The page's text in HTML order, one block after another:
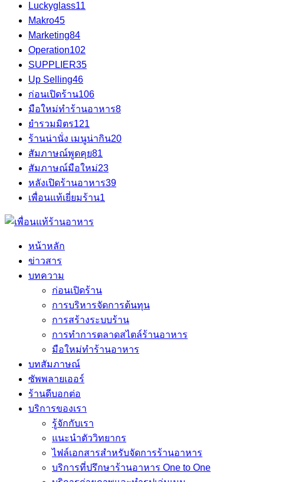
Luckyglass11
Makro45
Marketing84
Operation102
SUPPLIER35
Up Selling46
ก่อนเปิดร้าน106
มือใหม่ทำร้านอาหาร8
ยำรวมมิตร121
ร้านน่านั่ง เมนูน่ากิน20
สัมภาษณ์พูดคุย81
สัมภาษณ์มือใหม่23
หลังเปิดร้านอาหาร39
เพื่อนแท้เยี่ยมร้าน1
หน้าหลัก
ข่าวสาร
บทความ
ก่อนเปิดร้าน
การบริหารจัดการต้นทุน
การสร้างระบบร้าน
การทำการตลาดสไตล์ร้านอาหาร
มือใหม่ทำร้านอาหาร
บทสัมภาษณ์
ซัพพลายเออร์
ร้านดีบอกต่อ
บริการของเรา
รู้จักกับเรา
แนะนำตัววิทยากร
ไฟล์เอกสารสำหรับจัดการร้านอาหาร
บริการที่ปรึกษาร้านอาหาร One to One